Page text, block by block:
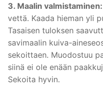
3. Maalin valmistaminen:
vettä. Kaada hieman yli
Tasaisen tuloksen
savimaalin kuiva-
sekoittaen. Muodostuu
siinä ei ole enään
Sekoita hyvin.